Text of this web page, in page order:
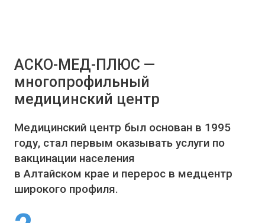
АСКО-МЕД-ПЛЮС —
многопрофильный
медицинский центр
Медицинский центр был основан в 1995
году, стал первым оказывать услуги по
вакцинации населения
в Алтайском крае и перерос в медцентр
широкого профиля.